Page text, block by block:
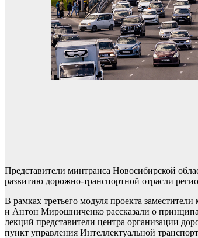
Представители минтранса Новосибирской
развитию дорожно-транспортной отрасли
В рамках третьего модуля проекта
и Антон Мирошниченко рассказали о
лекций представители центра организации
пункт управления Интеллектуальной